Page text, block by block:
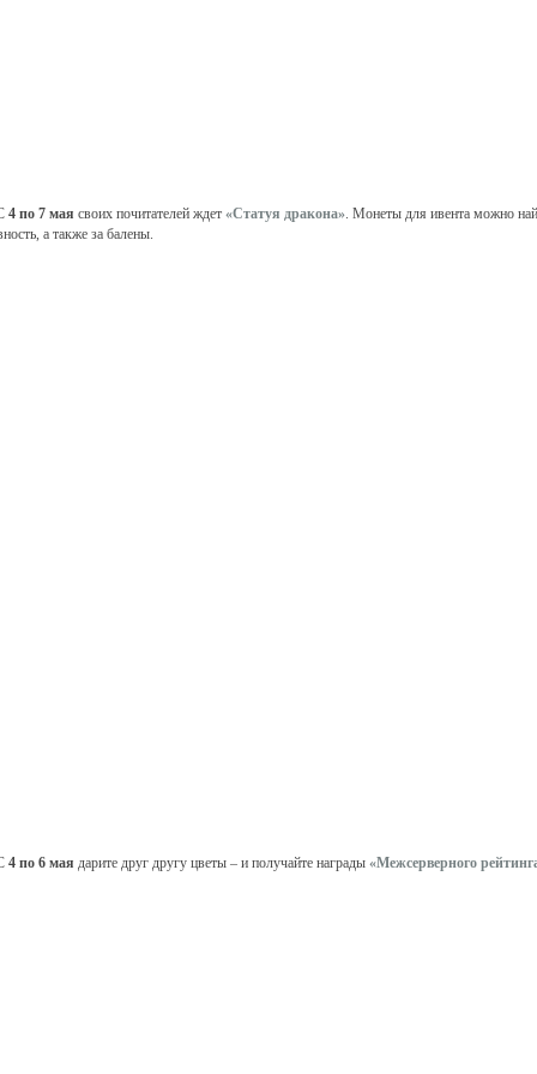
4 по 7 мая своих почитателей ждет «Статуя дракона». Монеты для ивента можно
а также за балены.
4 по 6 мая дарите друг другу цветы – и получайте награды «Межсерверного